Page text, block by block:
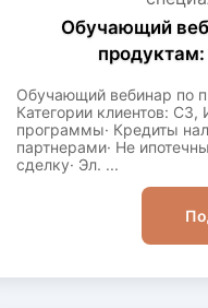
Обучающий
продуктам:
Обучающий вебинар по
Категории клиентов: СЗ,
программы· Кредиты
партнерами· Не
сделку· Эл. ...